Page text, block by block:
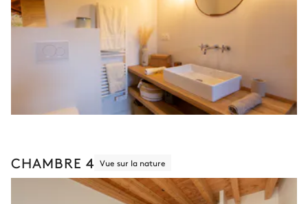
CHAMBRE 4 Vue sur la nature